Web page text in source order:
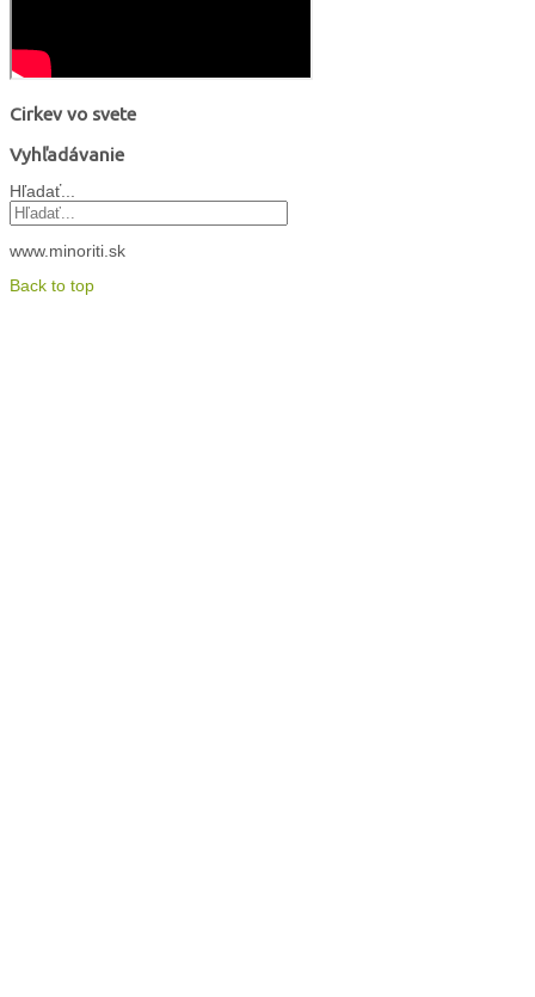
Cirkev vo svete
Vyhľadávanie
Hľadať...
www.minoriti.sk
Back to top